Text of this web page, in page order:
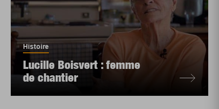
Histoire
Lucille Boisvert : femme
de chantier